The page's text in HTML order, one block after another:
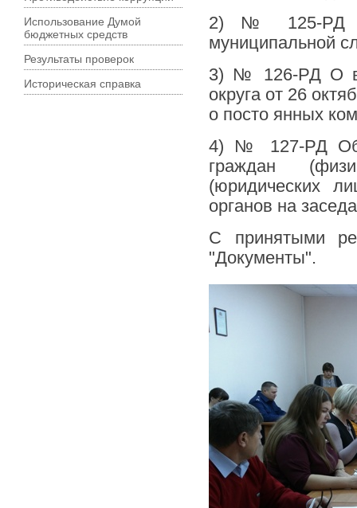
2) № 125-РД О
муниципальной
3) № 126-РД О
округа от 26
о посто янных
4) № 127-РД Об
граждан
(юридических
органов на
С принятыми
"Документы".
Использование Думой
бюджетных средств
Результаты проверок
Историческая справка